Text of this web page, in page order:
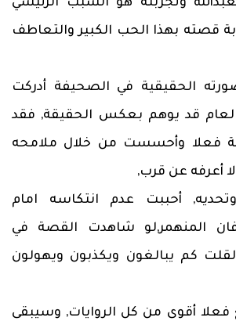
وتجربته هو السبب الرئيسي
قصته بهذا الحب الكبير والتعاطف
الحقيقية في الصحيفة أدركت
قد يوهم بعكس الحقيقة, فقد
فعلا وأحسست من خلال ملامحه
أعرفه عن قرب,
أحببت عدم انتكاسه امام
المنهمر,لو شاهدت القصة في
كم يبالغون ويكذبون ويهولون
فعلا أقوى من كل الروايات, وسيبقى